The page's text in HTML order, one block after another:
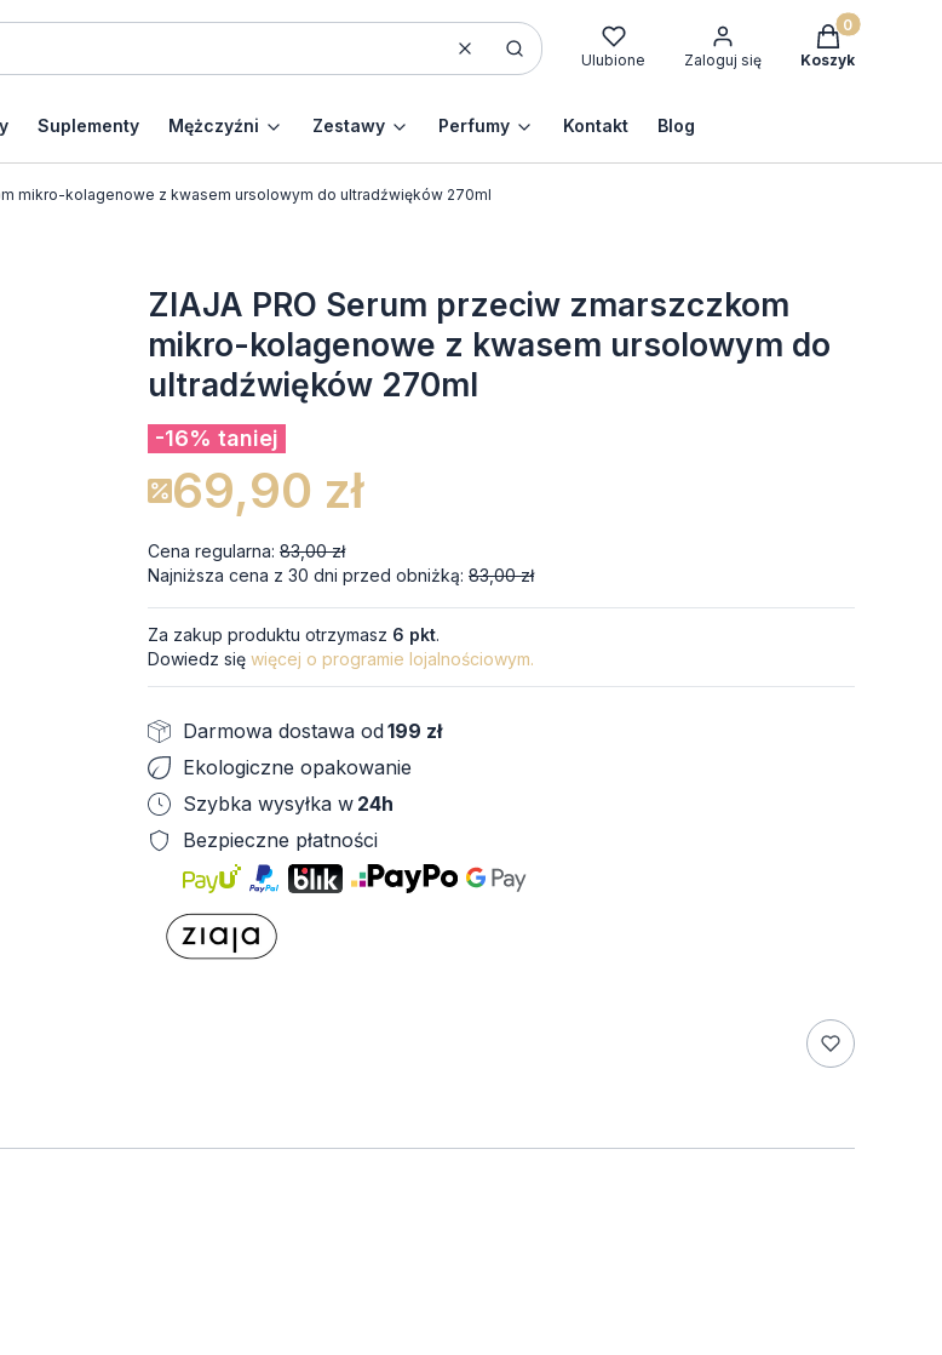
WyczyśćSzukaj Ulubione Zaloguj się
Produkty w
Koszyk
Suplementy Mężczyźni Zestawy Perfumy Kontakt Blog
mikro-kolagenowe z kwasem ursolowym do ultradźwięków 270ml
ZIAJA PRO Serum przeciw zmarszczkom
mikro-kolagenowe z kwasem ursolowym do
ultradźwięków 270ml
-16% taniej
69,90 zł
Cena regularna: 83,00 zł
Najniższa cena z 30 dni przed obniżką: 83,00 zł
Za zakup produktu otrzymasz 6 pkt.
Dowiedz się więcej o programie lojalnościowym.
Darmowa dostawa od199 zł
Ekologiczne opakowanie
Szybka wysyłka w 24h
Bezpieczne płatności